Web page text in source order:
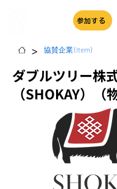
参加する
> 協賛企業 (Item)
ダブルツリー株
（SHOKAY）（